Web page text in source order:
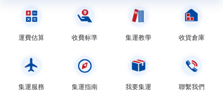
運費估算 收費标準 集運教學 收貨倉庫
集運服務 集運指南 我要集運 聯繫我們